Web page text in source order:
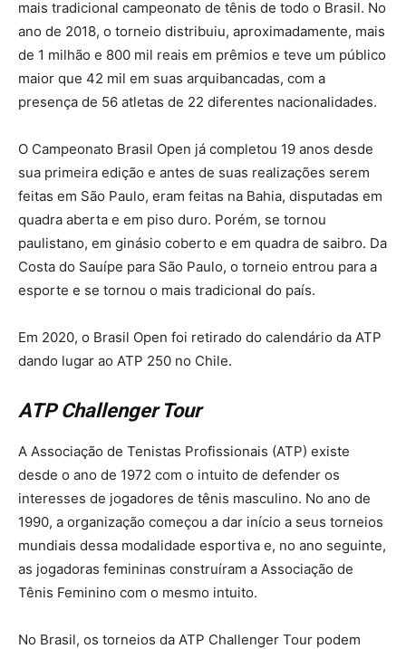
mais tradicional campeonato de tênis de todo o Brasil. No
ano de 2018, o torneio distribuiu, aproximadamente, mais
de 1 milhão e 800 mil reais em prêmios e teve um público
maior que 42 mil em suas arquibancadas, com a
presença de 56 atletas de 22 diferentes nacionalidades.
O Campeonato Brasil Open já completou 19 anos desde
sua primeira edição e antes de suas realizações serem
feitas em São Paulo, eram feitas na Bahia, disputadas em
quadra aberta e em piso duro. Porém, se tornou
paulistano, em ginásio coberto e em quadra de saibro. Da
Costa do Sauípe para São Paulo, o torneio entrou para a
esporte e se tornou o mais tradicional do país.
Em 2020, o Brasil Open foi retirado do calendário da ATP
dando lugar ao ATP 250 no Chile.
ATP Challenger Tour
A Associação de Tenistas Profissionais (ATP) existe
desde o ano de 1972 com o intuito de defender os
interesses de jogadores de tênis masculino. No ano de
1990, a organização começou a dar início a seus torneios
mundiais dessa modalidade esportiva e, no ano seguinte,
as jogadoras femininas construíram a Associação de
Tênis Feminino com o mesmo intuito.
No Brasil, os torneios da ATP Challenger Tour podem